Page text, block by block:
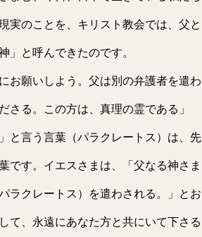
実のことを、キリスト教会では、父と
」と呼んできたのです。
お願いしよう。父は別の弁護者を遣わ
さる。この方は、真理の霊である」
と言う言葉（パラクレートス）は、先
です。イエスさまは、「父なる神さま
ラクレートス）を遣わされる。」とお
て、永遠にあなた方と共にいて下さる